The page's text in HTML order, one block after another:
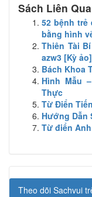
Sách Liên
52 bệnh trẻ
bằng hình
Thiên Tài
azw3 [Kỳ ảo]
Bách Khoa
Hình Mẫu
Thực
Từ Điển
Hướng Dẫn
Từ điển
Theo dõi Sachvui